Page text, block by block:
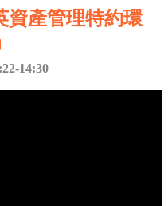
資產管理特約環
14:30